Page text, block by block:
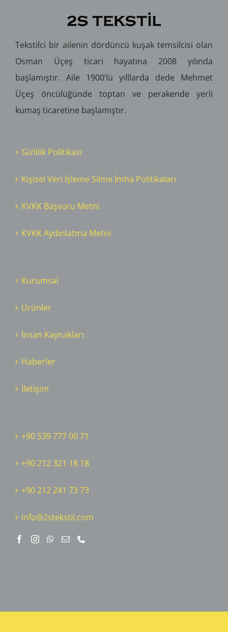
Tekstilci bir ailenin dördüncü kuşak temsilcisi olan
Osman Üçeş ticari hayatına 2008 yılında
başlamıştır. Aile 1900’lü yılllarda dede Mehmet
Üçeş öncülüğünde toptan ve perakende yerli
kumaş ticaretine başlamıştır.
Gizlilik Politikası
Kişisel Veri İşleme Silme İmha Politikaları
KVKK Başvuru Metni
KVKK Aydınlatma Metni
Kurumsal
Ürünler
İnsan Kaynakları
Haberler
İletişim
+90 539 777 00 71
+90 212 321 18 18
‎+90 212 241 73 73
info@2stekstil.com